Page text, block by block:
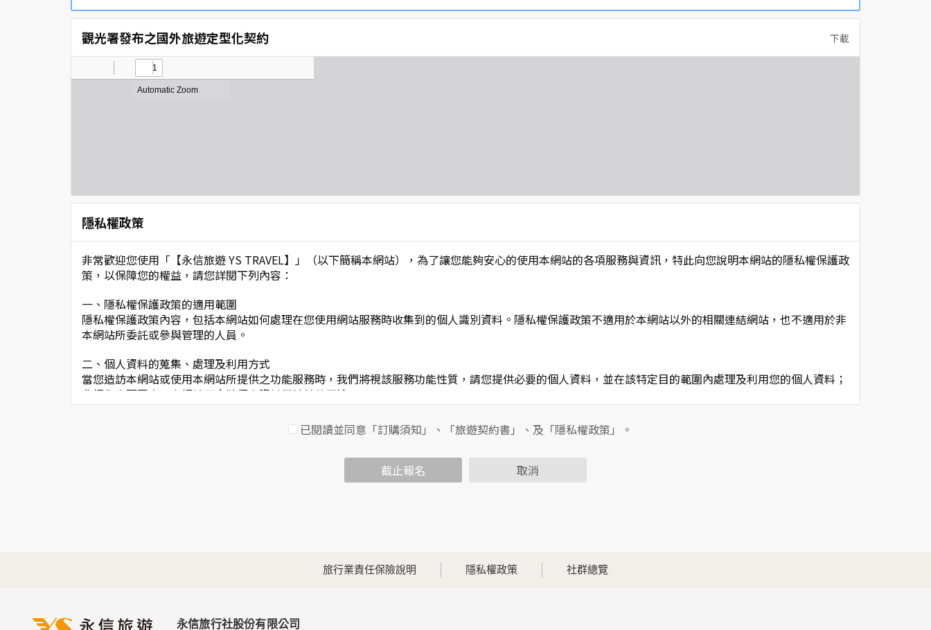
觀光署發布之國外旅遊定型化契約 下載
隱私權政策
非常歡迎您使用「【永信旅遊 YS TRAVEL】」（以下簡稱本網站），為了讓您能夠安心的使用本網站的各項服務與資訊，特此向您說明本網站的隱私權保護政
策，以保障您的權益，請您詳閱下列內容：
一、隱私權保護政策的適用範圍
隱私權保護政策內容，包括本網站如何處理在您使用網站服務時收集到的個人識別資料。隱私權保護政策不適用於本網站以外的相關連結網站，也不適用於非
本網站所委託或參與管理的人員。
二、個人資料的蒐集、處理及利用方式
當您造訪本網站或使用本網站所提供之功能服務時，我們將視該服務功能性質，請您提供必要的個人資料，並在該特定目的範圍內處理及利用您的個人資料；
非經您書面同意，本網站不會將個人資料用於其他用途。
本網站在您使用服務信箱、問卷調查等互動性功能時，會保留您所提供的姓名、電子郵件地址、聯絡方式及使用時間等。
於一般瀏覽時，伺服器會自行記錄相關行徑，包括您使用連線設備的IP位址、使用時間、使用的瀏覽器、瀏覽及點選資料記錄等，做為我們增進網站服務的參
考依據，此記錄為內部應用，決不對外公佈。
為提供精確的服務，我們會將收集的問卷調查內容進行統計與分析，分析結果之統計數據或說明文字呈現，除供內部研究外，我們會視需要公佈統計數據及說
已閱讀並同意「訂購須知」、「旅遊契約書」、及「隱私權政策」。
截止報名 取消
旅行業責任保險說明 隱私權政策 社群總覽
永信旅行社股份有限公司